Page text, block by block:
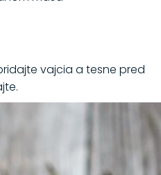
vajcia a tesne pred